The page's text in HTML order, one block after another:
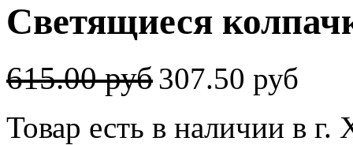
Светящиеся
615.00 руб307.50 руб
Товар есть в наличии в г.